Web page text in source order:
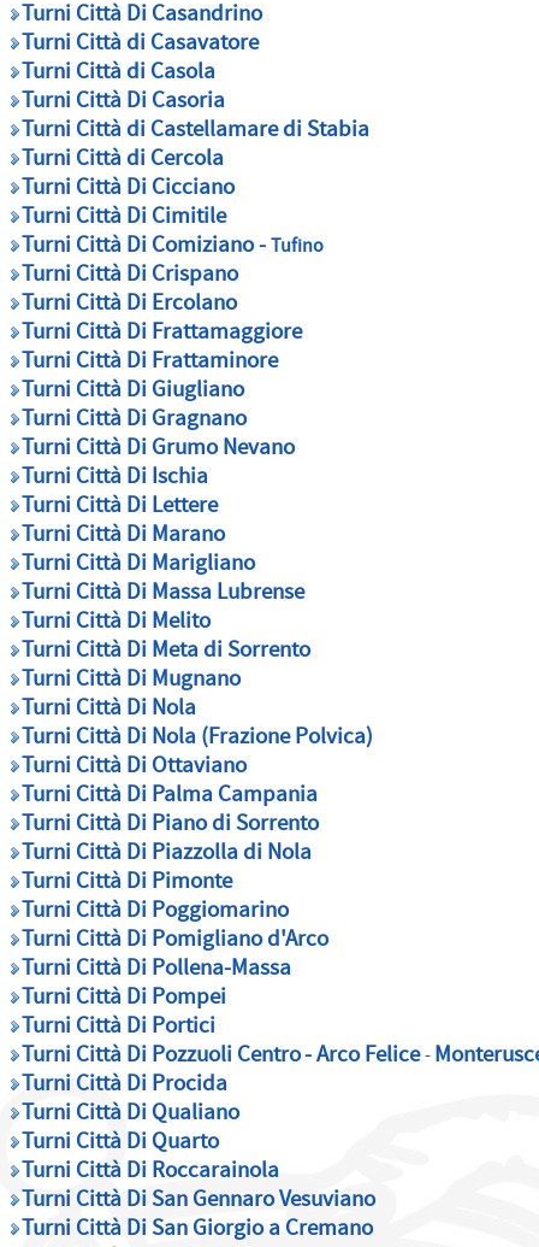
Turni Città Di Casandrino
Turni Città di Casavatore
Turni Città di Casola
Turni Città Di Casoria
Turni Città di Castellamare di Stabia
Turni Città di Cercola
Turni Città Di Cicciano
Turni Città Di Cimitile
Turni Città Di Comiziano - Tufino
Turni Città Di Crispano
Turni Città Di Ercolano
Turni Città Di Frattamaggiore
Turni Città Di Frattaminore
Turni Città Di Giugliano
Turni Città Di Gragnano
Turni Città Di Grumo Nevano
Turni Città Di Ischia
Turni Città Di Lettere
Turni Città Di Marano
Turni Città Di Marigliano
Turni Città Di Massa Lubrense
Turni Città Di Melito
Turni Città Di Meta di Sorrento
Turni Città Di Mugnano
Turni Città Di Nola
Turni Città Di Nola (Frazione Polvica)
Turni Città Di Ottaviano
Turni Città Di Palma Campania
Turni Città Di Piano di Sorrento
Turni Città Di Piazzolla di Nola
Turni Città Di Pimonte
Turni Città Di Poggiomarino
Turni Città Di Pomigliano d'Arco
Turni Città Di Pollena-Massa
Turni Città Di Pompei
Turni Città Di Portici
Turni Città Di Pozzuoli Centro-Arco Felice-
Turni Città Di Procida
Turni Città Di Qualiano
Turni Città Di Quarto
Turni Città Di Roccarainola
Turni Città Di San Gennaro Vesuviano
Turni Città Di San Giorgio a Cremano